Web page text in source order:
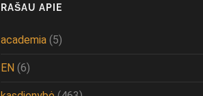
RAŠAU APIE
academia (5)
EN (6)